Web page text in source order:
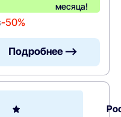
месяца!
-50%
Подробнее —>